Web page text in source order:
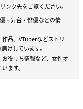
ンク先をご覧ください。
・舞台・俳優などの情
品、VTuberなどストリー
けしています。
役立ち情報など、女性オ
ます。